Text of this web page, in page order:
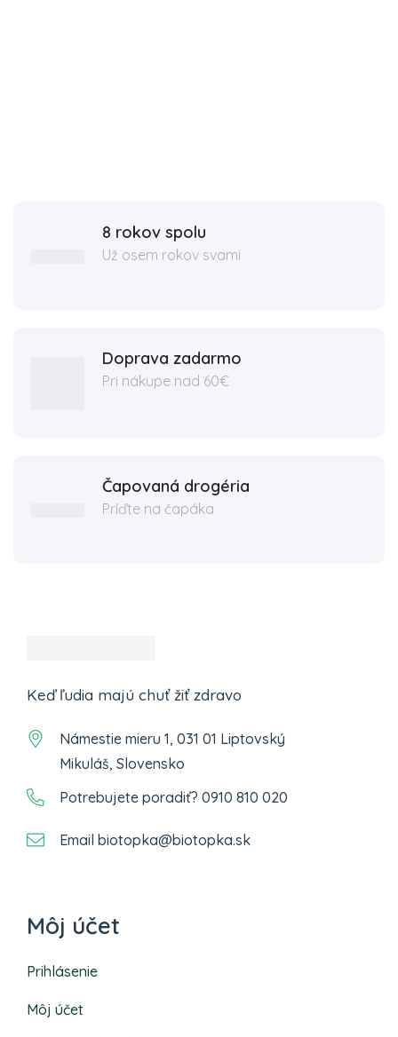
8 rokov spolu
Už osem rokov svami
Doprava zadarmo
Pri nákupe nad 60€
Čapovaná drogéria
Príďte na čapáka
Keď ľudia majú chuť žiť zdravo
Námestie mieru 1, 031 01 Liptovský
Mikuláš, Slovensko
Potrebujete poradiť? 0910 810 020
Email biotopka@biotopka.sk
Môj účet
Prihlásenie
Môj účet